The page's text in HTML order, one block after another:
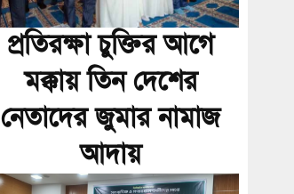
প্রতিরক্ষা চুক্তির আগে
মক্কায় তিন দেশের
নেতাদের জুমার নামাজ
আদায়